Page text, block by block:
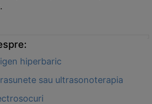
hiperbaric
sau ultrasonoterapia